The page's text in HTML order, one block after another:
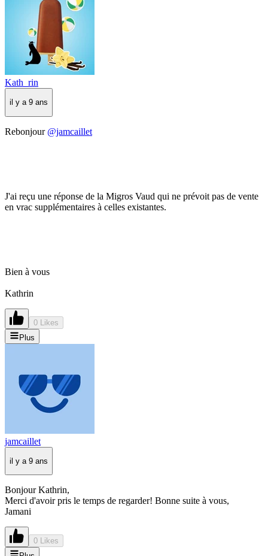
Kath_rin
il y a 9 ans
Rebonjour @jamcaillet
J'ai reçu une réponse de la Migros Vaud qui ne prévoit pas de vente
en vrac supplémentaires à celles existantes.
Bien à vous
Kathrin
0 Likes
Plus
jamcaillet
il y a 9 ans
Bonjour Kathrin,
Merci d'avoir pris le temps de regarder! Bonne suite à vous,
Jamani
0 Likes